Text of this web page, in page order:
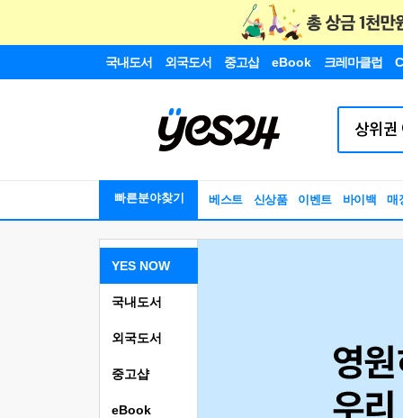
국내도서 외국도서 중고샵 eBook 크레마클럽
빠른분야찾기 베스트 신상품 이벤트 바이백 매
YES NOW
국내도서
외국도서
중고샵
eBook